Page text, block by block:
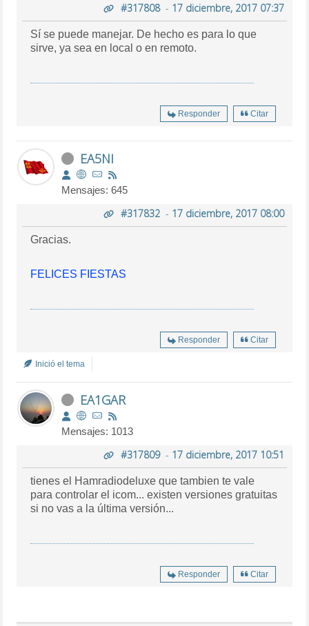
#317808- 17 diciembre, 2017 07:37
Sí se puede manejar. De hecho es para lo que
sirve, ya sea en local o en remoto.
Responder Citar
EA5NI
Mensajes: 645
#317832- 17 diciembre, 2017 08:00
Gracias.
FELICES FIESTAS
Responder Citar
Inició el tema
EA1GAR
Mensajes: 1013
#317809- 17 diciembre, 2017 10:51
tienes el Hamradiodeluxe que tambien te vale
para controlar el icom... existen versiones gratuitas
si no vas a la última versión...
Responder Citar